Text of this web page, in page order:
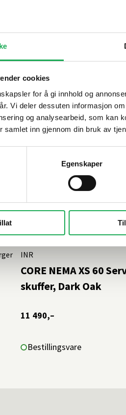
cookies
for å gi innhold og
Vi deler dessuten informasjon
og analysearbeid, som kan
samlet inn gjennom din bruk av
Egenskaper
CORE NEMA XS 60
skuffer, Dark Oak
INR
11 490,–
Bestillingsvare